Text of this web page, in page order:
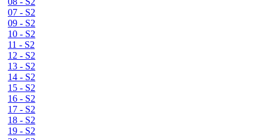
07 - S2
09 - S2
10 - S2
11 - S2
12 - S2
13 - S2
14 - S2
15 - S2
16 - S2
17 - S2
18 - S2
19 - S2